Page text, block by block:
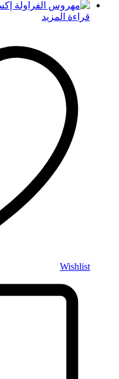
قراءة المزيد
Wishlist